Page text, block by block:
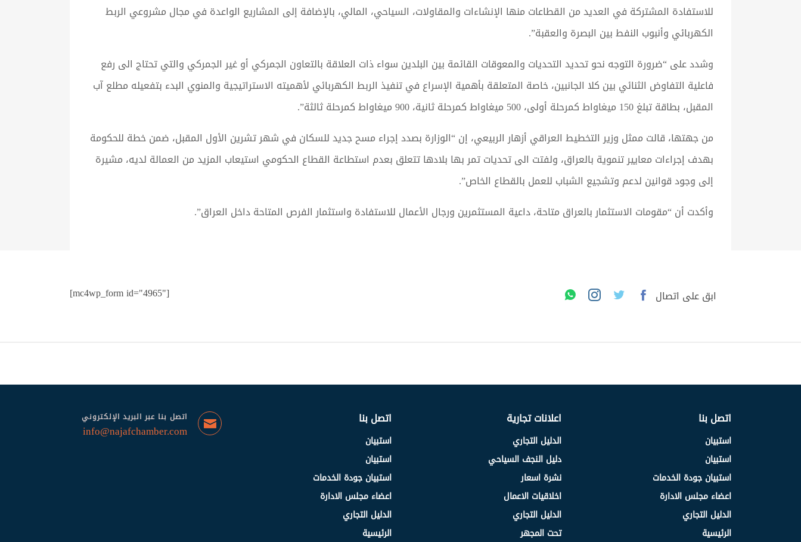
للاستفادة المشتركة في العديد من القطاعات منها الإنشاءات والمقاولات، السياحي، المالي، بالإضافة إلى المشاريع الواعدة في مجال مشروعي الربط
الكهربائي وأنبوب النفط بين البصرة والعقبة”.
وشدد على “ضرورة التوجه نحو تحديد التحديات والمعوقات القائمة بين البلدين سواء ذات العلاقة بالتعاون الجمركي أو غير الجمركي والتي تحتاج الى رفع
فاعلية التفاوض الثنائي بين كلا الجانبين، خاصة المتعلقة بأهمية الإسراع في تنفيذ الربط الكهربائي لأهميته الاستراتيجية والمنوي البدء بتفعيله مطلع آب
المقبل، بطاقة تبلغ 150 ميغاواط كمرحلة أولى، 500 ميغاواط كمرحلة ثانية، 900 ميغاواط كمرحلة ثالثة”.
من جهتها، قالت ممثل وزير التخطيط العراقي أزهار الربيعي، إن “الوزارة بصدد إجراء مسح جديد للسكان في شهر تشرين الأول المقبل، ضمن خطة للحكومة
بهدف إجراءات معايير تنموية بالعراق، ولفتت الى تحديات تمر بها بلادها تتعلق بعدم استطاعة القطاع الحكومي استيعاب المزيد من العمالة لديه، مشيرة
إلى وجود قوانين لدعم وتشجيع الشباب للعمل بالقطاع الخاص”.
وأكدت أن “مقومات الاستثمار بالعراق متاحة، داعية المستثمرين ورجال الأعمال للاستفادة واستثمار الفرص المتاحة داخل العراق”.
ابق على اتصال [mc4wp_form id="4965"]
اتصل بنا
استبيان
استبيان
استبيان جودة الخدمات
اعضاء مجلس الادارة
الدليل التجاري
الرئيسية
اعلانات تجارية
الدليل التجاري
دليل النجف السياحي
نشرة اسعار
اخلاقيات الاعمال
الدليل التجاري
تحت المجهر
اتصل بنا
استبيان
استبيان
استبيان جودة الخدمات
اعضاء مجلس الادارة
الدليل التجاري
الرئيسية
اتصل بنا عبر البريد الإلكتروني
info@najafchamber.com